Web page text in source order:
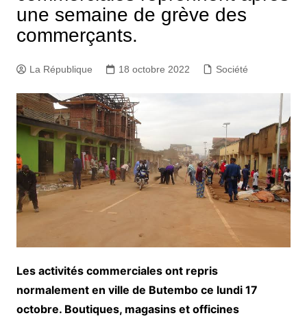
une semaine de grève des
commerçants.
La République 18 octobre 2022 Société
Les activités commerciales ont repris
normalement en ville de Butembo ce lundi 17
octobre. Boutiques, magasins et officines